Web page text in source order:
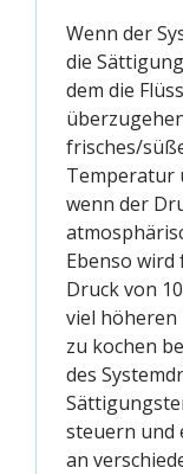
Wenn der
die
dem die
frisches/
Temperatur
wenn der
Ebenso wird
Druck von
viel höheren
zu kochen
des
steuern und
an